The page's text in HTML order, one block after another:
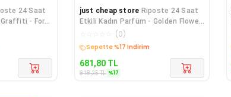
24 Saat
Graffiti - For
just cheap store Riposte 24 Saat
Etkili Kadın Parfüm - Golden Flower
- For Women 8
(0)
Sepette %17 İndirim
681,80 TL
818,25TL %17